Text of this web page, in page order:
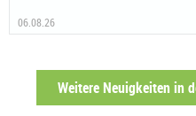
06.08.26
Weitere Neuigkeiten in